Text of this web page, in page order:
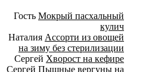
Гость Мокрый пасхальный
кулич
Наталия Ассорти из овощей
на зиму без стерилизации
Сергей Хворост на кефире
Сергей Пышные вергуны на